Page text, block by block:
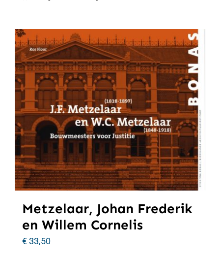
Metzelaar, Johan Frederik
en Willem Cornelis
€33,50